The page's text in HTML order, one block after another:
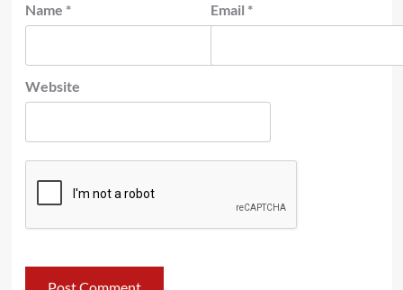
Name * Email *
Website